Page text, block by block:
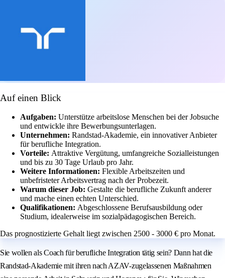
Auf einen Blick
Aufgaben: Unterstütze arbeitslose Menschen bei der Jobsuche
und entwickle ihre Bewerbungsunterlagen.
Unternehmen: Randstad-Akademie, ein innovativer Anbieter
für berufliche Integration.
Vorteile: Attraktive Vergütung, umfangreiche Sozialleistungen
und bis zu 30 Tage Urlaub pro Jahr.
Weitere Informationen: Flexible Arbeitszeiten und
unbefristeter Arbeitsvertrag nach der Probezeit.
Warum dieser Job: Gestalte die berufliche Zukunft anderer
und mache einen echten Unterschied.
Qualifikationen: Abgeschlossene Berufsausbildung oder
Studium, idealerweise im sozialpädagogischen Bereich.
Das prognostizierte Gehalt liegt zwischen 2500 - 3000 € pro Monat.
Sie wollen als Coach für berufliche Integration tätig sein? Dann hat die
Randstad-Akademie mit ihren nach AZAV-zugelassenen Maßnahmen